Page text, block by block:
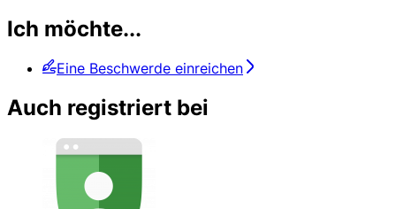
Ich möchte...
Eine Beschwerde einreichen
Auch registriert bei